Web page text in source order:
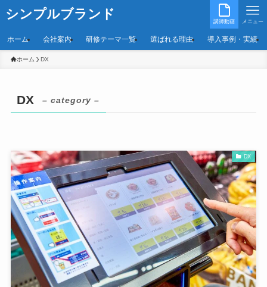
シンプルブランド 講師動画 メニュー
ホーム 会社案内 研修テーマ一覧 選ばれる理由 導入事例・実績
ホーム DX
DX – category –
DX